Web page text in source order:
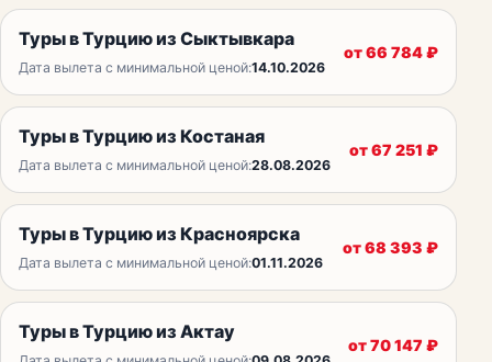
Туры в Турцию из Сыктывкара
Дата вылета с минимальной ценой:14.10.2026
от66 784₽
Туры в Турцию из Костаная
Дата вылета с минимальной ценой:28.08.2026
от67 251 ₽
Туры в Турцию из Красноярска
Дата вылета с минимальной ценой:01.11.2026
от68 393 ₽
Туры в Турцию из Актау
от70 147 ₽